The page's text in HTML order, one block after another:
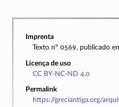
Imprenta
Texto nº 0569, publicado
Licença de uso
CC BY-NC-ND 4.0
Permalink
https://greciantiga.org/